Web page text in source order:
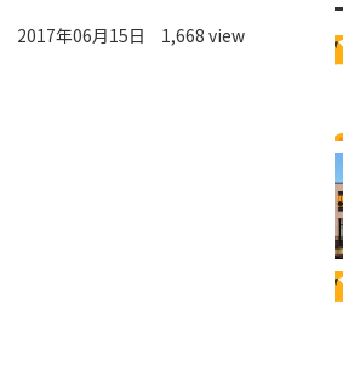
2017年06月15日 1,668 view